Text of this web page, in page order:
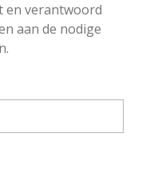
en verantwoord
aan de nodige